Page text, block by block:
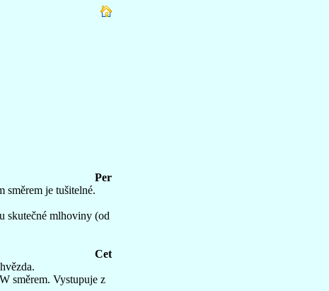
Per
směrem je tušitelné.
skutečné mlhoviny (od
Cet
směrem. Vystupuje z